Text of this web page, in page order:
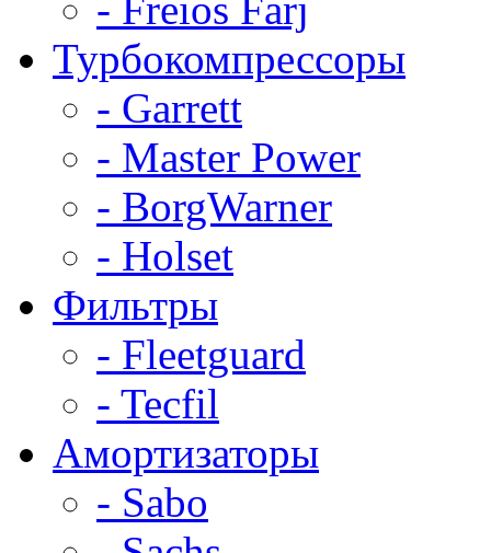
Турбокомпрессоры
- Garrett
- Master Power
- BorgWarner
- Holset
Фильтры
- Fleetguard
- Tecfil
Амортизаторы
- Sabo